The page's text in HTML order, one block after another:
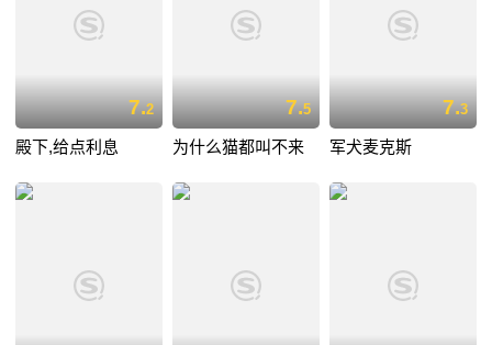
7.2
殿下,给点利息
7.5
为什么猫都叫不来
7.3
军犬麦克斯